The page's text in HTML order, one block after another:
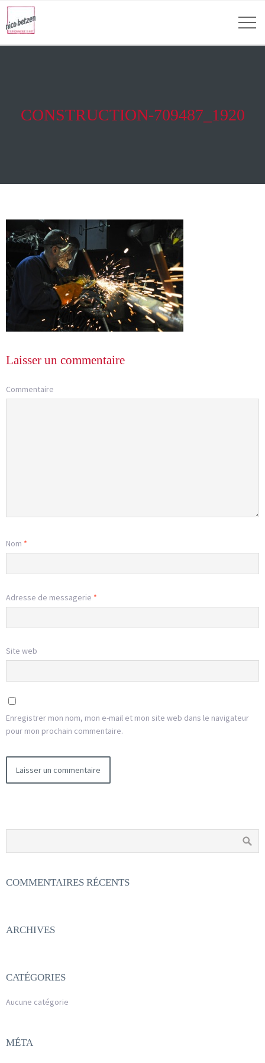
CONSTRUCTION-709487_1920
Laisser un commentaire
Commentaire
Nom *
Adresse de messagerie *
Site web
Enregistrer mon nom, mon e-mail et mon site web dans le navigateur
pour mon prochain commentaire.
COMMENTAIRES RÉCENTS
ARCHIVES
CATÉGORIES
Aucune catégorie
MÉTA